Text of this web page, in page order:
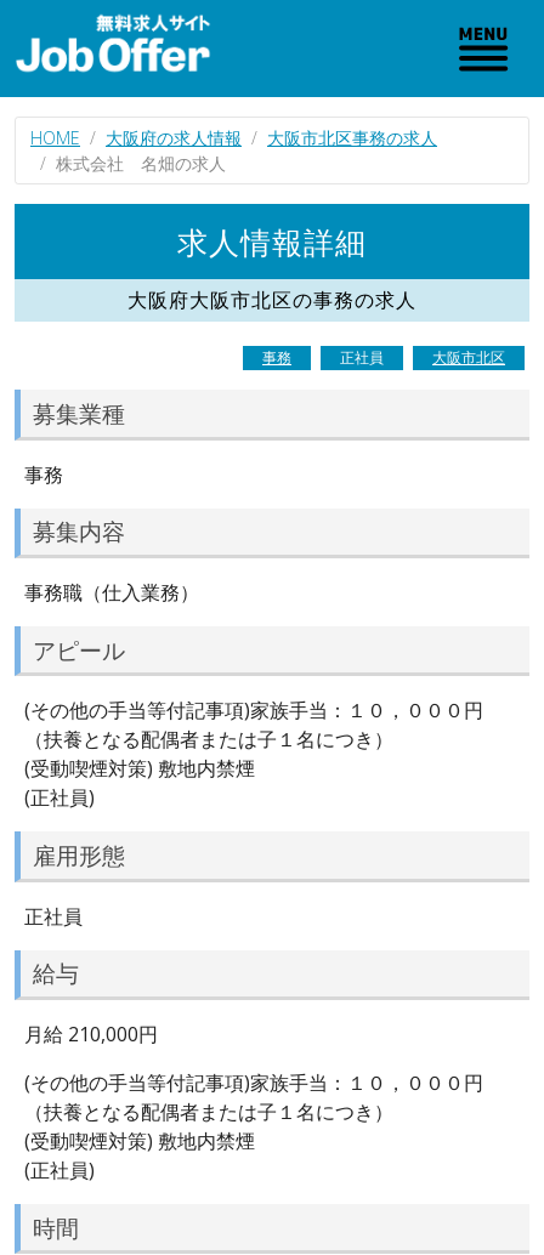
HOME 大阪府の求人情報
大阪市北区事務の求人
株式会社 名畑の求人
求人情報詳細
大阪府大阪市北区の事務の求人
事務 正社員 大阪市北区
募集業種
事務
募集内容
事務職（仕入業務）
アピール
(その他の手当等付記事項)家族手当：１０，０００円
（扶養となる配偶者または子１名につき）
(受動喫煙対策) 敷地内禁煙
(正社員)
雇用形態
正社員
給与
月給 210,000円
(その他の手当等付記事項)家族手当：１０，０００円
（扶養となる配偶者または子１名につき）
(受動喫煙対策) 敷地内禁煙
(正社員)
時間